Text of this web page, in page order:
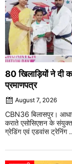
80 खिलाड़ियों ने दी
प्रमाणपत्र
August 7, 2026
CBN36 बिलासपुर।
कराते एसोसिएशन के
ग्रेडिंग एवं एडवांस ट्रेनिंग